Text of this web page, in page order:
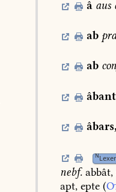
â aus
ab
ab
âbant
âbars,
NLexer
nebf. abbât,
apt, epte (